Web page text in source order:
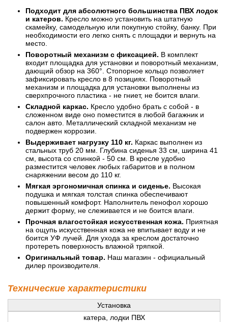
Подходит для абсолютного большинства ПВХ лодок
и катеров. Кресло можно установить на штатную
скамейку, самодельную или покупную стойку, банку. При
необходимости его легко снять с площадки и вернуть на
место.
Поворотный механизм с фиксацией. В комплект
входит площадка для установки и поворотный механизм,
дающий обзор на 360°. Стопорное кольцо позволяет
зафиксировать кресло в 8 позициях. Поворотный
механизм и площадка для установки выполнены из
сверхпрочного пластика - не гниет, не боится влаги.
Складной каркас. Кресло удобно брать с собой - в
сложенном виде оно поместится в любой багажник и
салон авто. Металлический складной механизм не
подвержен коррозии.
Выдерживает нагрузку 110 кг. Каркас выполнен из
стальных труб 20 мм. Глубина сиденья 33 см, ширина 41
см, высота со спинкой - 50 см. В кресле удобно
разместится человек любых габаритов и в полном
снаряжении весом до 110 кг.
Мягкая эргономичная спинка и сиденье. Высокая
подушка и мягкая толстая спинка обеспечивают
повышенный комфорт. Наполнитель пенофол хорошо
держит форму, не слеживается и не боится влаги.
Прочная влагостойкая искусственная кожа. Приятная
на ощупь искусственная кожа не впитывает воду и не
боится УФ лучей. Для ухода за креслом достаточно
протереть поверхность влажной тряпкой.
Оригинальный товар. Наш магазин - официальный
дилер производителя.
Технические характеристики
Установка
катера, лодки ПВХ